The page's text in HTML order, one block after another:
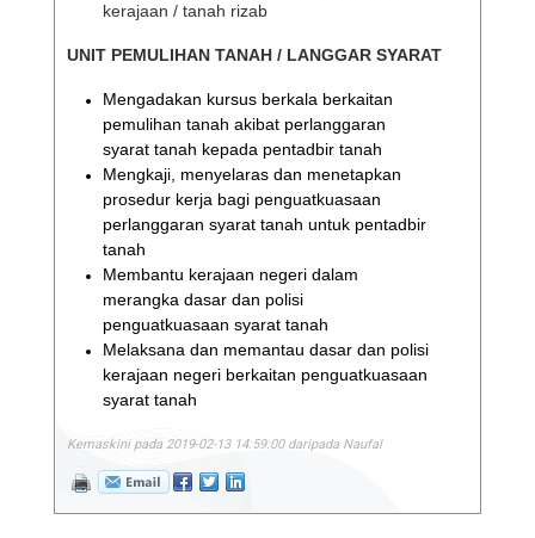
kerajaan / tanah rizab
UNIT PEMULIHAN TANAH / LANGGAR SYARAT
Mengadakan kursus berkala berkaitan
pemulihan tanah akibat perlanggaran
syarat tanah kepada pentadbir tanah
Mengkaji, menyelaras dan menetapkan
prosedur kerja bagi penguatkuasaan
perlanggaran syarat tanah untuk pentadbir
tanah
Membantu kerajaan negeri dalam
merangka dasar dan polisi
penguatkuasaan syarat tanah
Melaksana dan memantau dasar dan polisi
kerajaan negeri berkaitan penguatkuasaan
syarat tanah
Kemaskini pada 2019-02-13 14:59:00 daripada Naufal